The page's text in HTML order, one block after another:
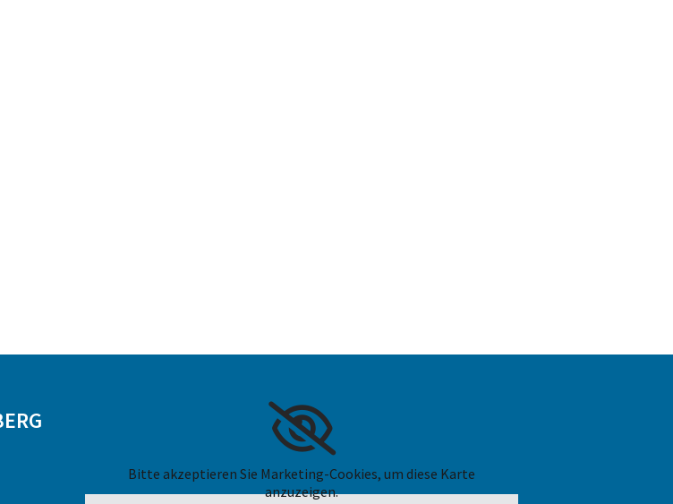
Bitte akzeptieren Sie Marketing-Cookies, um diese Karte
anzuzeigen.